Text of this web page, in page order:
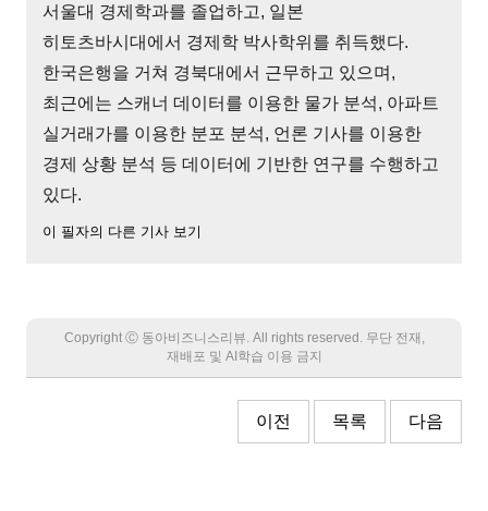
서울대 경제학과를 졸업하고, 일본
히토츠바시대에서 경제학 박사학위를 취득했다.
한국은행을 거쳐 경북대에서 근무하고 있으며,
최근에는 스캐너 데이터를 이용한 물가 분석, 아파트
실거래가를 이용한 분포 분석, 언론 기사를 이용한
경제 상황 분석 등 데이터에 기반한 연구를 수행하고
있다.
이 필자의 다른 기사 보기
Copyright Ⓒ 동아비즈니스리뷰. All rights reserved. 무단 전재,
재배포 및 AI학습 이용 금지
이전 목록 다음